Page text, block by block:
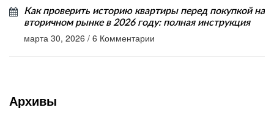
Как проверить историю квартиры перед покупкой на
вторичном рынке в 2026 году: полная инструкция
марта 30, 2026 / 6 Комментарии
Архивы